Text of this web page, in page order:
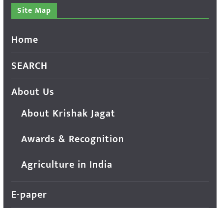
Site Map
Home
SEARCH
About Us
About Krishak Jagat
Awards & Recognition
Agriculture in India
E-paper